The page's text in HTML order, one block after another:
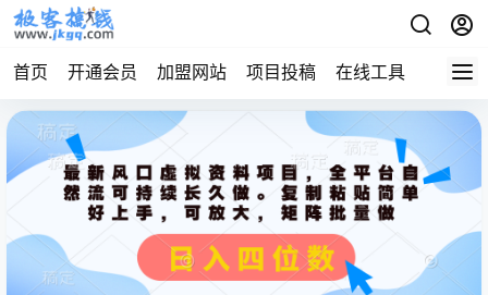
首页 开通会员 加盟网站 项目投稿 在线工具 地址发